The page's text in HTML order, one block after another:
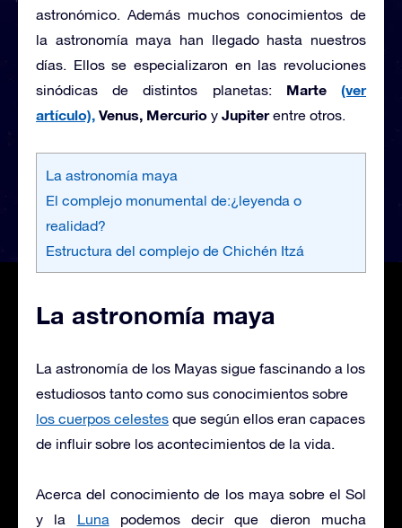
astronómico. Además muchos conocimientos de
la astronomía maya han llegado hasta nuestros
días. Ellos se especializaron en las revoluciones
sinódicas de distintos planetas: Marte(ver
artículo), Venus, Mercurio y Jupiterentre otros.
La astronomía maya
El complejo monumental de:¿leyenda o
realidad?
Estructura del complejo de Chichén Itzá
La astronomía maya
La astronomía de los Mayas sigue fascinando a los
estudiosos tanto como sus conocimientos sobre
los cuerpos celestes que según ellos eran capaces
de influir sobre los acontecimientos de la vida.
Acerca del conocimiento de los maya sobre el Sol
y la Luna podemos decir que dieron mucha